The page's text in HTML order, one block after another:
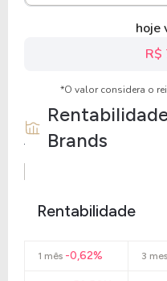
hoje
R$
*O valor considera o
Brands
Rentabilidade
1 mês -0,62% 3